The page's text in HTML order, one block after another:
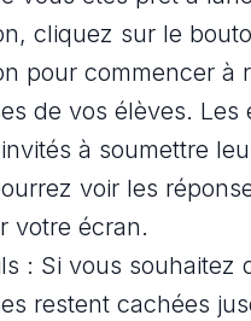
cliquez sur le
pour commencer à
de vos élèves. Les
à soumettre
voir les
votre écran.
: Si vous souhaitez
restent cachées